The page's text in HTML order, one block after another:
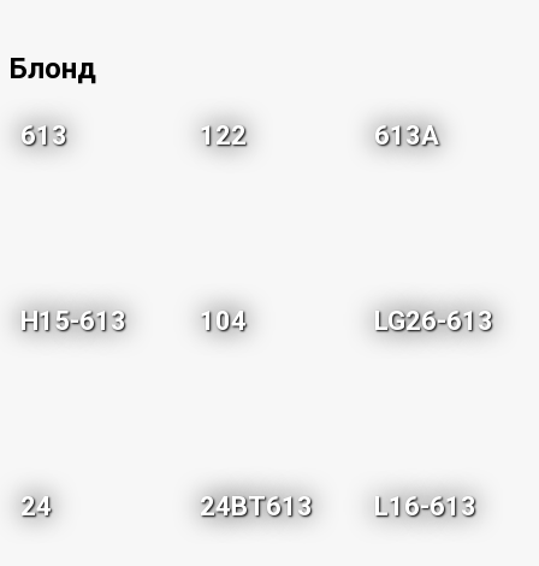
Блонд
613 122 613A
H15-613 104 LG26-613
24 24BT613 L16-613